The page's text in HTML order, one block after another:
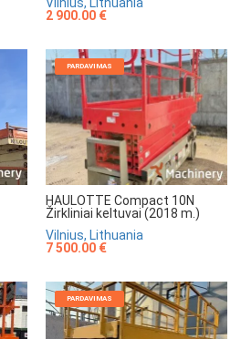
2 900.00 €
PARDAVIMAS
HAULOTTE Compact 10N
Žirkliniai keltuvai (2018 m.)
Vilnius, Lithuania
7 500.00 €
PARDAVIMAS